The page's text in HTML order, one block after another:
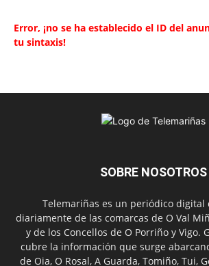
Error, ¡no se ha establecido el ID del
tu sintaxis!
SOBRE NOSOTROS
Telemariñas es un periódico digital
diariamente de las comarcas de O Val
y de los Concellos de O Porriño y Vigo.
cubre la información que surge
de Oia, O Rosal, A Guarda, Tomiño, Tui,